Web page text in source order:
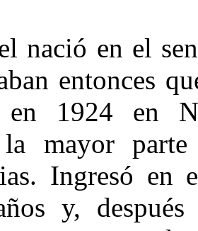
nació en el
entonces
en 1924 en
la mayor
Ingresó en
y,